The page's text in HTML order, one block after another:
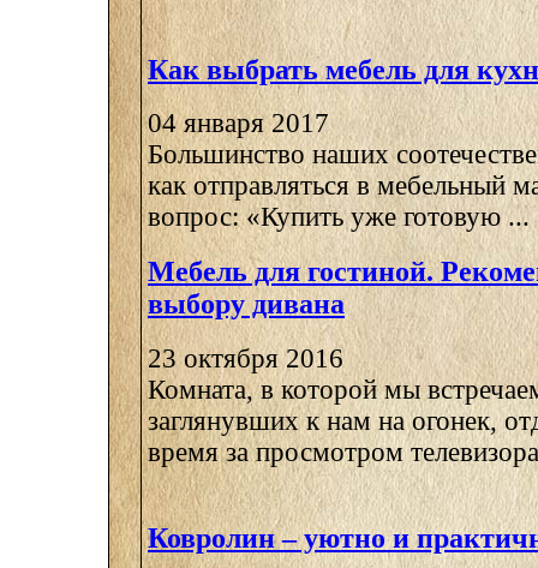
Как выбрать мебель для
04 января 2017
Большинство наших
как отправляться в мебельный
вопрос: «Купить уже готовую ...
Мебель для гостиной.
выбору дивана
23 октября 2016
Комната, в которой мы
заглянувших к нам на огонек,
время за просмотром
Ковролин – уютно и